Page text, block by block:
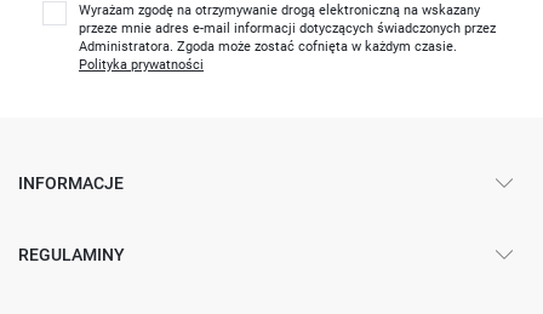
Wyrażam zgodę na otrzymywanie drogą elektroniczną na wskazany
przeze mnie adres e-mail informacji dotyczących świadczonych przez
Administratora. Zgoda może zostać cofnięta w każdym czasie.
Polityka prywatności
INFORMACJE
REGULAMINY